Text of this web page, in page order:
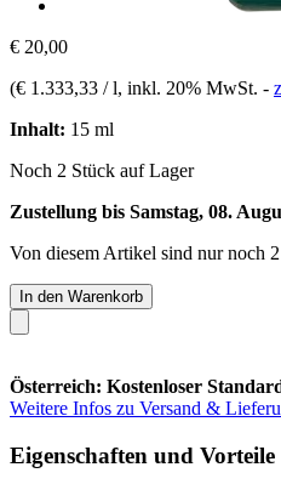
€ 20,00
(€ 1.333,33 / l, inkl. 20% MwSt. -
Inhalt: 15 ml
Noch 2 Stück auf Lager
Zustellung bis Samstag, 08.
Von diesem Artikel sind nur noch
In den Warenkorb
Österreich: Kostenloser
Weitere Infos zu Versand &
Eigenschaften und Vorteile